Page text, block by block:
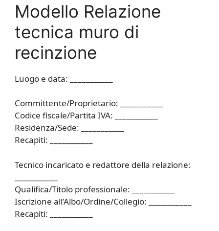
Modello Relazione
tecnica muro di
recinzione​​
Luogo e data: ___________
Committente/Proprietario: ___________
Codice fiscale/Partita IVA: ___________
Residenza/Sede: ___________
Recapiti: ___________
Tecnico incaricato e redattore della relazione:
Qualifica/Titolo professionale: ___________
Iscrizione all’Albo/Ordine/Collegio: ___________
Recapiti: ___________